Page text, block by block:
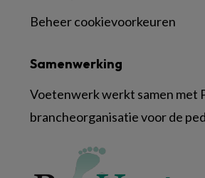
Samenwerking
Voetenwerk werkt samen met
brancheorganisatie voor de
Beheer cookievoorkeuren